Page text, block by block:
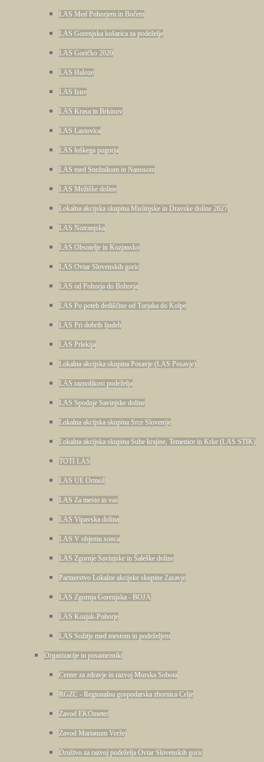
LAS Med Pohorjem in Bočem
LAS Gorenjska košarica za podeželje
LAS Goričko 2020
LAS Haloze
LAS Istre
LAS Krasa in Brkinov
LAS Lastovica
LAS loškega pogorja
LAS med Snežnikom in Nanosom
LAS Mežiške doline
Lokalna akcijska skupina Mislinjske in Dravske doline 2027
LAS Notranjska
LAS Obsotelje in Kozjansko
LAS Ovtar Slovenskih goric
LAS od Pohorja do Bohorja
LAS Po poteh dediščine od Turjaka do Kolpe
LAS Pri dobrih ljudeh
LAS Prlekija
Lokalna akcijska skupina Posavje (LAS Posavje)
LAS raznolikost podeželja
LAS Spodnje Savinjske doline
Lokalna akcijska skupina Srce Slovenije
Lokalna akcijska skupina Suhe krajine, Temenice in Krke (LAS STIK)
TOTI LAS
LAS UE Ormož
LAS Za mesto in vas
LAS Vipavska dolina
LAS V objemu sonca
LAS Zgornje Savinjske in Šaleške doline
Partnerstvo Lokalne akcijske skupine Zasavje
LAS Zgornja Gorenjska - BOJA
LAS Kozjak-Pohorje
LAS Sožitje med mestom in podeželjem
Organizacije in posamezniki
Center za zdravje in razvoj Murska Sobota
RGZC - Regionalna gospodarska zbornica Celje
Zavod EKOmeter
Zavod Marianum Veržej
Društvo za razvoj podeželja Ovtar Slovenskih goric